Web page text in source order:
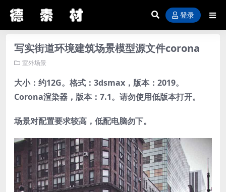
登录
写实街道环境建筑场景模型源文件corona
室外场景
大小：约12G。格式：3dsmax，版本：2019。
Corona渲染器，版本：7.1。请勿使用低版本打开。
场景对配置要求较高，低配电脑勿下。